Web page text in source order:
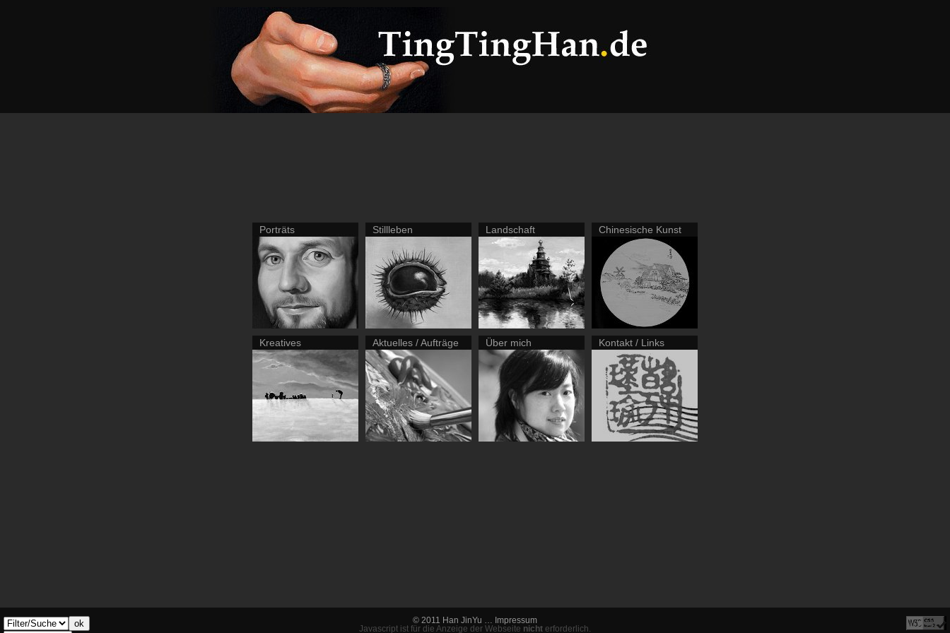
Porträts Stillleben Landschaft Chinesische Kunst
Kreatives Aktuelles / Aufträge Über mich Kontakt / Links
ok © 2011 Han JinYu …
Impressum
Javascript ist für die Anzeige der Webseite nicht erforderlich.